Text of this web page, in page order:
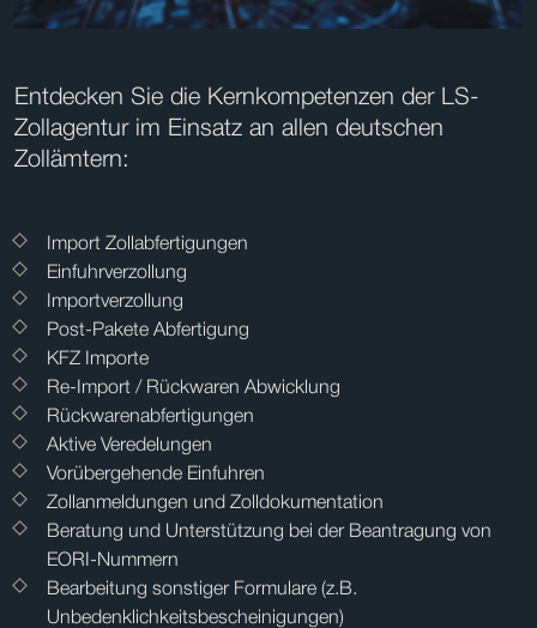
Entdecken Sie die Kernkompetenzen der LS-
Zollagentur im Einsatz an allen deutschen
Zollämtern:
Import Zollabfertigungen
Einfuhrverzollung
Importverzollung
Post-Pakete Abfertigung
KFZ Importe
Re-Import / Rückwaren Abwicklung
Rückwarenabfertigungen
Aktive Veredelungen
Vorübergehende Einfuhren
Zollanmeldungen und Zolldokumentation
Beratung und Unterstützung bei der Beantragung von
EORI-Nummern
Bearbeitung sonstiger Formulare (z.B.
Unbedenklichkeitsbescheinigungen)